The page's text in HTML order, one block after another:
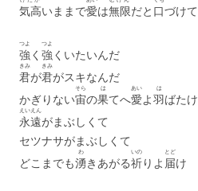
気高いままで愛は無限だと 口づけて
強
つよ
く 強
つよ
くいたいんだ
君
きみ
が君
きみ
がスキなんだ
かぎりない宙
そら
の果
は
てへ愛
あい
よ羽
は
ばたけ
永遠
えいえん
がまぶしくて
セツナサがまぶしくて
どこまでも湧
わ
きあがる祈
いの
りよ 届
とど
け